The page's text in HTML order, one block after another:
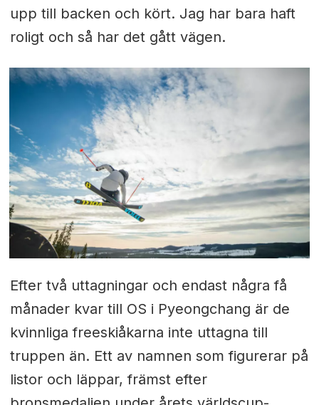
upp till backen och kört. Jag har bara haft
roligt och så har det gått vägen.
Efter två uttagningar och endast några få
månader kvar till OS i Pyeongchang är de
kvinnliga freeskiåkarna inte uttagna till
truppen än. Ett av namnen som figurerar på
listor och läppar, främst efter